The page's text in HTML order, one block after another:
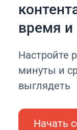
время и
Настройте
минуты и
выглядеть
Начать